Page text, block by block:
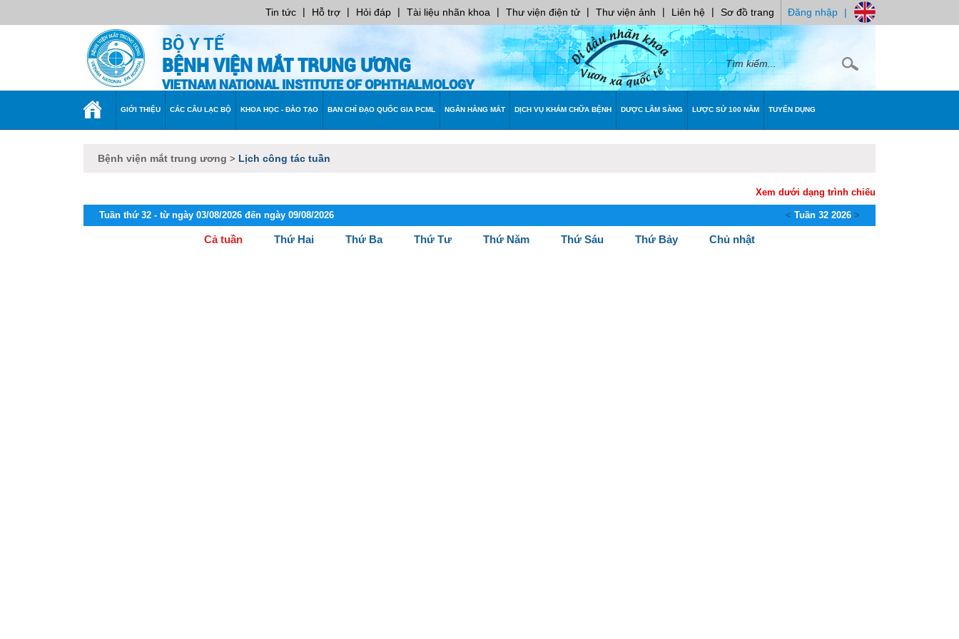
Tin tức | Hỗ trợ | Hỏi đáp | Tài liệu nhãn khoa | Thư viện điện tử | Thư viện ảnh | Liên hệ | Sơ đồ trang Đăng nhập |
BỘ Y TẾ
BỆNH VIỆN MẮT TRUNG ƯƠNG
VIETNAM NATIONAL INSTITUTE OF OPHTHALMOLOGY
TRANG GIỚI THIỆU CÁC CÂU LẠC BỘ KHOA HỌC - ĐÀO TẠO BAN CHỈ ĐẠO QUỐC GIA PCML NGÂN HÀNG MẮT DỊCH VỤ KHÁM CHỮA BỆNH DƯỢC LÂM SÀNG LƯỢC SỬ 100 NĂM TUYỂN DỤNG
Bệnh viện mắt trung ương > Lịch công tác tuần
Xem dưới dạng trình chiếu
Tuần thứ 32 - từ ngày 03/08/2026 đến ngày 09/08/2026 < Tuần 32 2026 >
Cả tuần Thứ Hai Thứ Ba Thứ Tư Thứ Năm Thứ Sáu Thứ Bảy Chủ nhật